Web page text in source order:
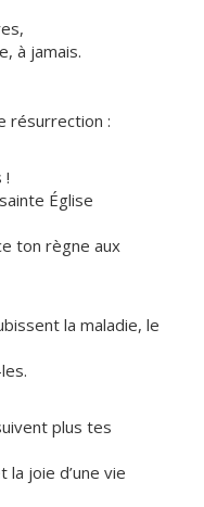
à jamais.
résurrection :
!
Église
ton règne aux
la maladie, le
plus tes
joie d’une vie